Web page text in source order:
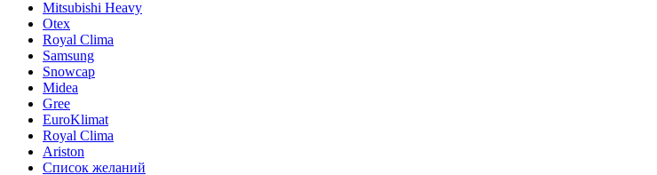
Mitsubishi Heavy
Otex
Royal Clima
Samsung
Snowcap
Midea
Gree
EuroKlimat
Royal Clima
Ariston
Список желаний